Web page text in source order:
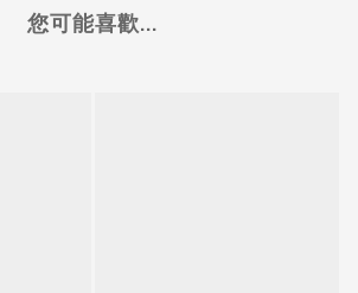
您可能喜歡...